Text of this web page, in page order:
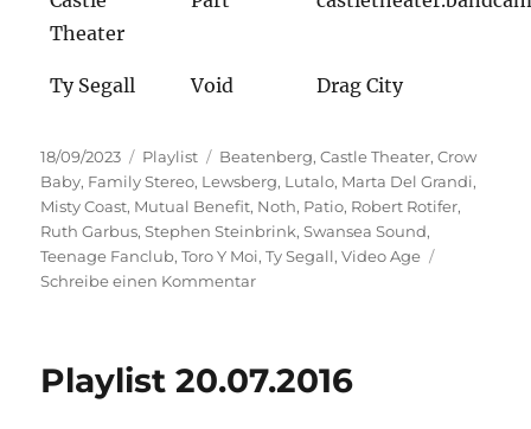
Theater
Ty Segall Void Drag City
Veröffentlicht
am
18/09/2023 Kategorien
Playlist Schlagwörter
Beatenberg,Castle Theater,Crow
Baby, Family Stereo, Lewsberg, Lutalo, Marta Del Grandi,
Misty Coast, Mutual Benefit, Noth, Patio, Robert Rotifer,
Ruth Garbus,Stephen Steinbrink,Swansea Sound,
Teenage Fanclub,Toro Y Moi,Ty Segall,Video Age
Schreibe einen Kommentarzu
Playlist 20.07.2016